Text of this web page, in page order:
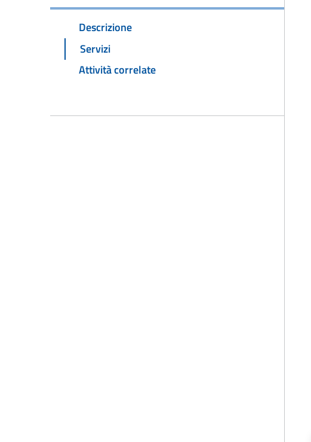
Descrizione
Servizi
Attività correlate